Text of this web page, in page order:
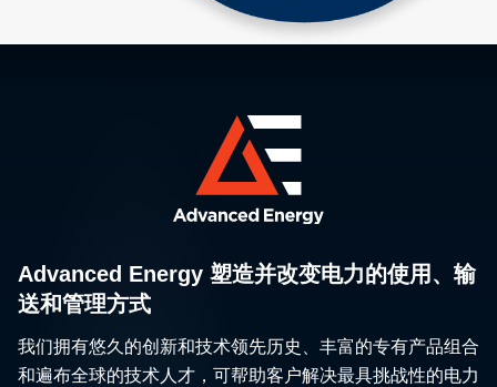
Advanced Energy 塑造并改变电力的使用、输
送和管理方式
我们拥有悠久的创新和技术领先历史、丰富的专有产品组合
和遍布全球的技术人才，可帮助客户解决最具挑战性的电力